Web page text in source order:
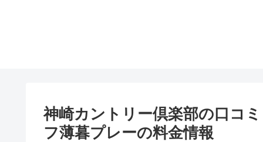
神崎カントリー倶楽部の口コ
フ薄暮プレーの料金情報